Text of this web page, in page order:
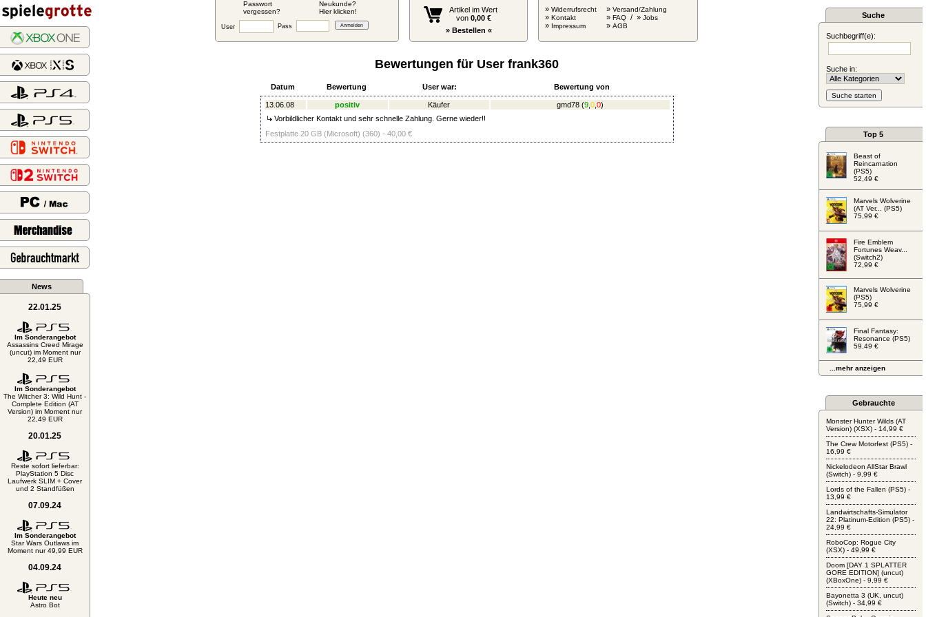
Passwort
vergessen?
Neukunde?
Hier klicken!
User Pass
Artikel im Wert
von 0,00 €
» Bestellen «
» Widerrufsrecht
» Kontakt
» Impressum
» Versand/Zahlung
» FAQ / » Jobs
» AGB
News
22.01.25
Im Sonderangebot
Assassins Creed Mirage
(uncut) im Moment nur
22,49 EUR
Im Sonderangebot
The Witcher 3: Wild Hunt -
Complete Edition (AT
Version) im Moment nur
22,49 EUR
20.01.25
Reste sofort lieferbar:
PlayStation 5 Disc
Laufwerk SLIM + Cover
und 2 Standfüßen
07.09.24
Im Sonderangebot
Star Wars Outlaws im
Moment nur 49,99 EUR
04.09.24
Heute neu
Astro Bot
Bewertungen für User frank360
Datum Bewertung User war: Bewertung von
13.06.08 positiv Käufer gmd78 (9, 0, 0)
Vorbildlicher Kontakt und sehr schnelle Zahlung. Gerne wieder!!
Festplatte 20 GB (Microsoft) (360) - 40,00 €
Suche
Suchbegriff(e):
Suche in:
Top 5
Beast of
Reincarnation
(PS5)
52,49 €
Marvels Wolverine
(AT Ver... (PS5)
75,99 €
Fire Emblem
Fortunes Weav...
(Switch2)
72,99 €
Marvels Wolverine
(PS5)
75,99 €
Final Fantasy:
Resonance (PS5)
59,49 €
...mehr anzeigen
Gebrauchte
Monster Hunter Wilds (AT
Version) (XSX) - 14,99 €
The Crew Motorfest (PS5) -
16,99 €
Nickelodeon AllStar Brawl
(Switch) - 9,99 €
Lords of the Fallen (PS5) -
13,99 €
Landwirtschafts-Simulator
22: Platinum-Edition (PS5) -
24,99 €
RoboCop: Rogue City
(XSX) - 49,99 €
Doom [DAY 1 SPLATTER
GORE EDITION] (uncut)
(XBoxOne) - 9,99 €
Bayonetta 3 (UK, uncut)
(Switch) - 34,99 €